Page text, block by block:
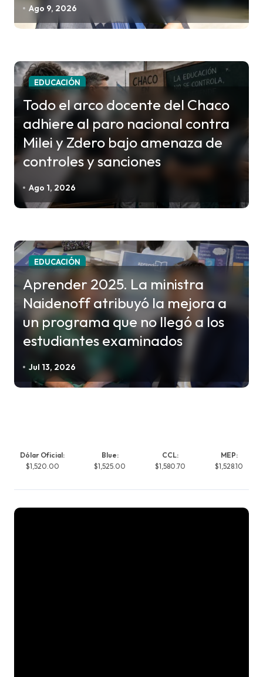
e
r
a
d
Ago 9, 2026
EDUCACIÓN
Todo el arco docente del Chaco
adhiere al paro nacional contra
Milei y Zdero bajo amenaza de
controles y sanciones
Ago 1, 2026
EDUCACIÓN
Aprender 2025. La ministra
Naidenoff atribuyó la mejora a
un programa que no llegó a los
estudiantes examinados
Jul 13, 2026
Dólar Oficial:
$1,520.00
Blue:
$1,525.00
CCL:
$1,580.70
MEP:
$1,528.10